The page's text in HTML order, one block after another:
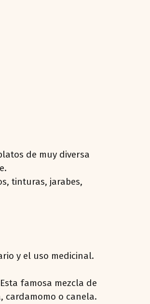
de muy diversa
tinturas, jarabes,
y el uso medicinal.
famosa mezcla de
cardamomo o canela.